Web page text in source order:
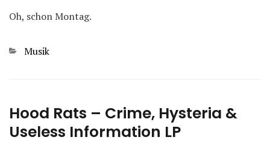
Oh, schon Montag.
Kategorien
Musik
Hood Rats – Crime, Hysteria &
Useless Information LP